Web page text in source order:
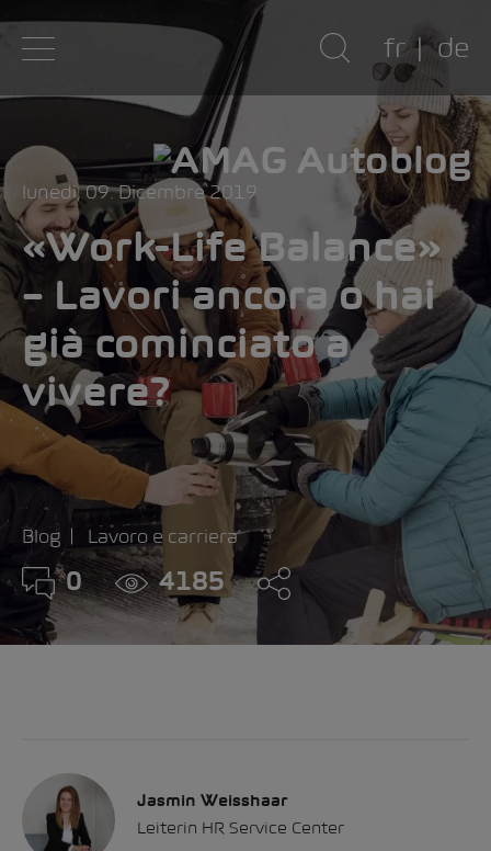
fr de
lunedì, 09. Dicembre 2019
«Work-Life Balance»
– Lavori ancora o hai
già cominciato a
vivere?
Blog Lavoro e carriera
0 4185
Jasmin Weisshaar
Leiterin HR Service Center